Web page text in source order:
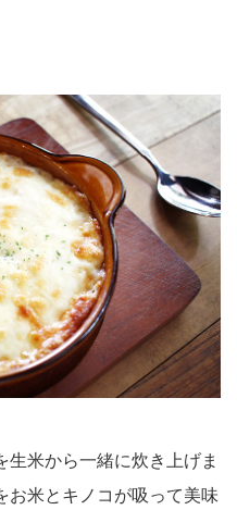
生米から一緒に炊き上げま
お米とキノコが吸って美味